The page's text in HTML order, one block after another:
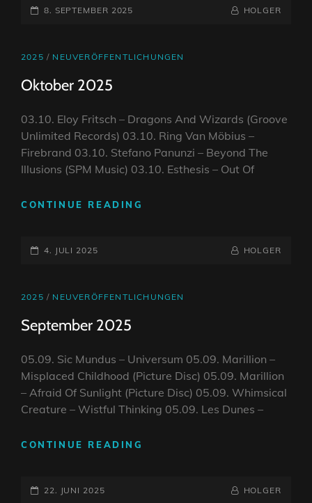
POSTED-
8. SEPTEMBER 2025
BY
BYLINE
HOLGER
CAT
2025 / NEUVERÖFFENTLICHUNGEN
Oktober 2025
03.10. Eloy Fritsch – Dragons And Wizards (Groove
Unlimited Records) 03.10. Ring Van Möbius –
Firebrand 03.10. Stefano Panunzi – Beyond The
Illusions (SPM Music) 03.10. Esthesis – Out Of
CONTINUE READING
POSTED-
4. JULI 2025
BY
BYLINE
HOLGER
CAT
2025 / NEUVERÖFFENTLICHUNGEN
September 2025
05.09. Sic Mundus – Universum 05.09. Marillion –
Misplaced Childhood (Picture Disc) 05.09. Marillion
– Afraid Of Sunlight (Picture Disc) 05.09. Whimsical
Creature – Wistful Thinking 05.09. Les Dunes –
CONTINUE READING
POSTED-
22. JUNI 2025
BY
BYLINE
HOLGER